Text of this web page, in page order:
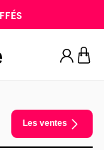
Les ventes